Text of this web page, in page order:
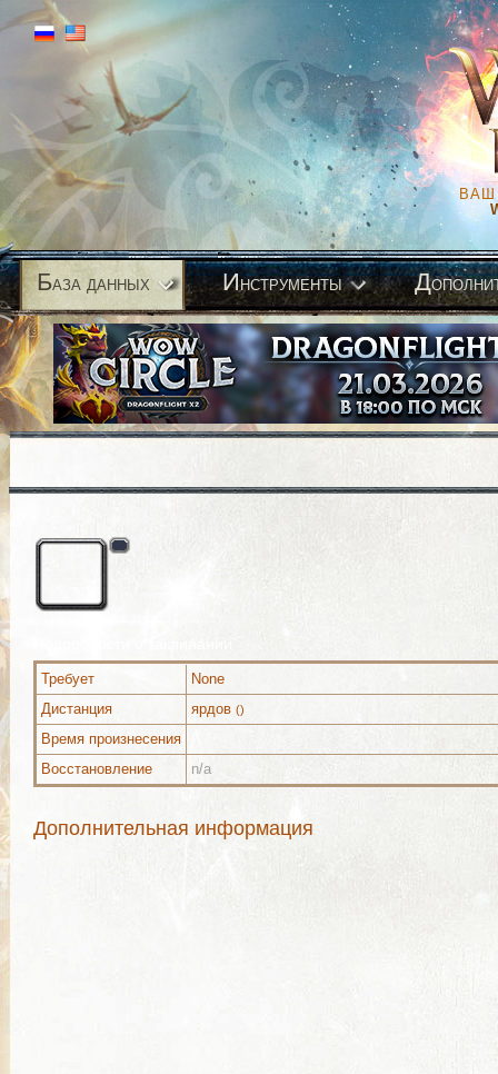
ВАШ
База данных Инструменты Д
Требует
None
Дистанция
ярдов ()
Время произнесения
Восстановление
n/a
Дополнительная информация